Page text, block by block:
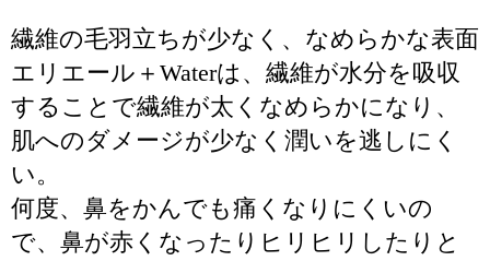
繊維の毛羽立ちが少なく、なめらかな表面
エリエール＋Waterは、繊維が水分を吸収
することで繊維が太くなめらかになり、
肌へのダメージが少なく潤いを逃しにく
い。
何度、鼻をかんでも痛くなりにくいの
で、鼻が赤くなったりヒリヒリしたりと